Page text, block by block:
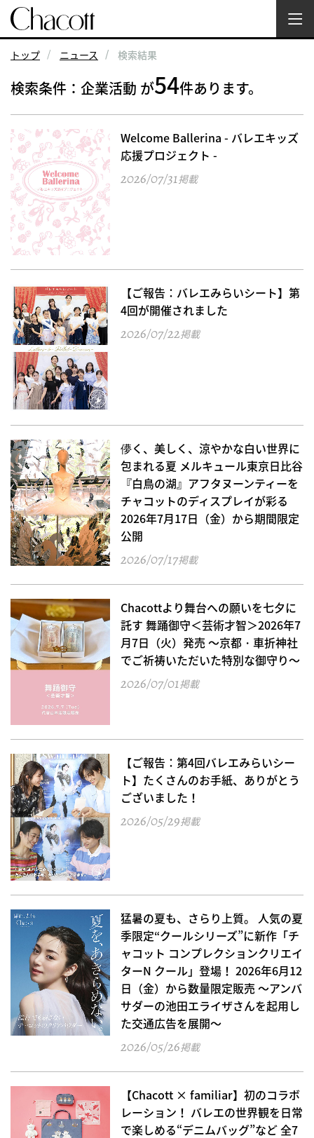
トップ ニュース 検索結果
検索条件：企業活動 が54件あります。
Welcome Ballerina - バレエキッズ
応援プロジェクト -
2026/07/31掲載
【ご報告：バレエみらいシート】第
4回が開催されました
2026/07/22掲載
儚く、美しく、涼やかな白い世界に
包まれる夏 メルキュール東京日比谷
『白鳥の湖』アフタヌーンティーを
チャコットのディスプレイが彩る
2026年7月17日（金）から期間限定
公開
2026/07/17掲載
Chacottより舞台への願いを七夕に
託す 舞踊御守＜芸術才智＞2026年7
月7日（火）発売 ～京都・車折神社
でご祈祷いただいた特別な御守り～
2026/07/01掲載
【ご報告：第4回バレエみらいシー
ト】たくさんのお手紙、ありがとう
ございました！
2026/05/29掲載
猛暑の夏も、さらり上質。 人気の夏
季限定“クールシリーズ”に新作「チ
ャコット コンプレクションクリエイ
ターN クール」登場！ 2026年6月12
日（金）から数量限定販売 ～アンバ
サダーの池田エライザさんを起用し
た交通広告を展開～
2026/05/26掲載
【Chacott × familiar】初のコラボ
レーション！ バレエの世界観を日常
で楽しめる“デニムバッグ”など 全7